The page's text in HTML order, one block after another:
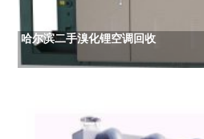
哈尔滨二手溴化锂空调回收